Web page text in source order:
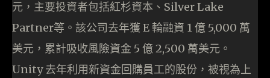
元，主要投資者包括紅杉資本、Silver Lake
Partner等。該公司去年獲 E 輪融資 1 億 5,000 萬
美元，累計吸收風險資金 5 億 2,500 萬美元。
Unity 去年利用新資金回購員工的股份，被視為上